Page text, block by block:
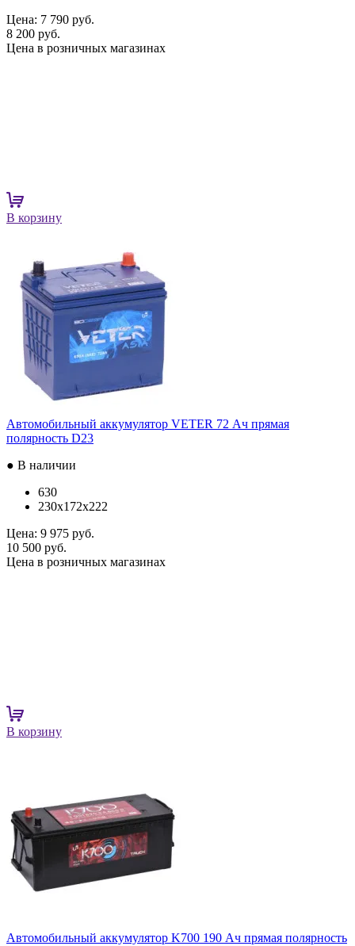
Цена: 7 790 руб.
8 200 руб.
Цена в розничных магазинах
В корзину
Автомобильный аккумулятор VETER 72 Ач прямая
полярность D23
● В наличии
630
230x172x222
Цена: 9 975 руб.
10 500 руб.
Цена в розничных магазинах
В корзину
Автомобильный аккумулятор K700 190 Ач прямая полярность